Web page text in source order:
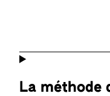
La méthode